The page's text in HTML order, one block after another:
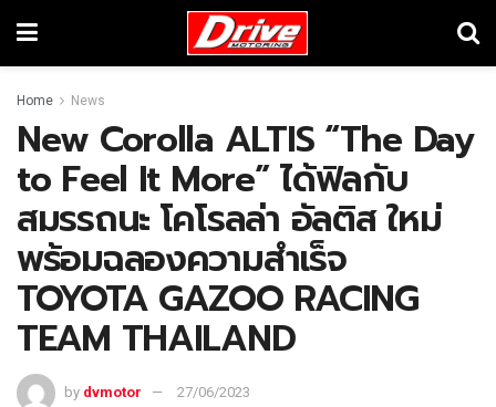
Home News
New Corolla ALTIS “The Day
to Feel It More” ได้ฟิลกับ
สมรรถนะ โคโรลล่า อัลติส ใหม่
พร้อมฉลองความสำเร็จ
TOYOTA GAZOO RACING
TEAM THAILAND
by dvmotor 27/06/2023